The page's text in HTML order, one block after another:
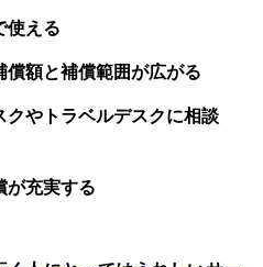
使える
償額と補償範囲が広がる
クやトラベルデスクに相談
が充実する